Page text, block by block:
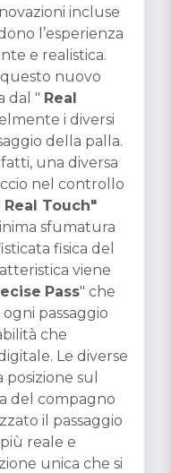
incluse
l’esperienza
e realistica.
questo nuovo
dal " Real
i diversi
della palla.
una diversa
nel controllo
Real Touch"
sfumatura
fisica del
viene
Pass" che
passaggio
che
Le diverse
sul
del compagno
il passaggio
reale e
unica che si